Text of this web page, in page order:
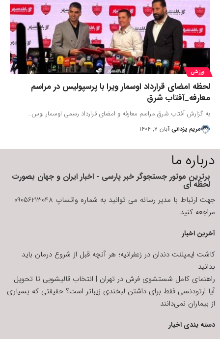
ورزشی
لحظه امضای قرارداد اوسمار ویرا با پرسپولیس در مراسم
معارفه_آفتاب شرق
به گزارش آفتاب شرق مراسم معارفه و امضای قرارداد رسمی اوسمار لوس…
مریم یزدانی آبان ۷, ۱۴۰۴
درباره ما
برترین موتور جستجوگر خبر پارسی - اخبار ایران و جهان بصورت
لحظه ای
جهت ارتباط با مدیر رسانه می توانید به شماره واتساپ 09056213048
مراجعه کنید
آخرین اخبار
کاشت ایمپلنت دندان در زعفرانیه؛ هر آنچه قبل از شروع درمان باید
بدانید
راهنمای کامل شستشوی فرش در تهران | انتخاب قالیشویی تا تحویل
آیا ارتودنسی فقط برای داشتن لبخندی زیباتر است؟ حقیقتی که بسیاری
از بیماران نمی‌دانند
دسته بندی اخبار